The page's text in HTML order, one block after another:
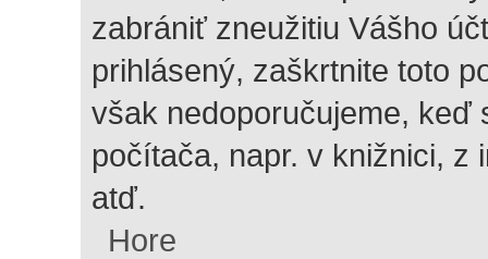
zabrániť zneužitiu Vášho
prihlásený, zaškrtnite toto
však nedoporučujeme, keď
počítača, napr. v knižnici, z
atď.
Hore